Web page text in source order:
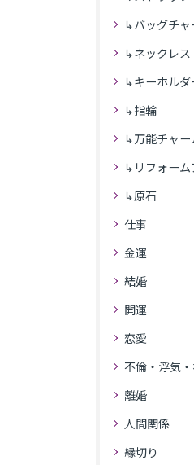
↳バッグチャ
↳ネックレス
↳キーホルダ
↳指輪
↳万能チャー
↳リフォーム
↳原石
仕事
金運
結婚
開運
恋愛
不倫・浮気
離婚
人間関係
縁切り